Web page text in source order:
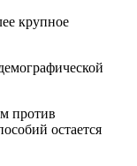
крупное
против
остается